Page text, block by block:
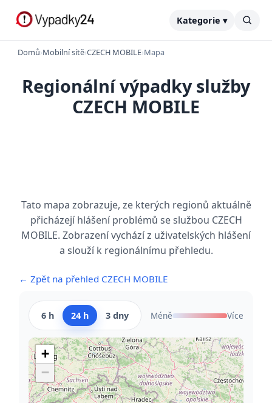
Kategorie ▾
Domů›Mobilní sítě›CZECH MOBILE›Mapa
Regionální výpadky služby
CZECH MOBILE
Tato mapa zobrazuje, ze kterých regionů aktuálně
přicházejí hlášení problémů se službou CZECH
MOBILE. Zobrazení vychází z uživatelských hlášení
a slouží k regionálnímu přehledu.
← Zpět na přehled CZECH MOBILE
6 h 24 h 3 dny Méně Více
+
−